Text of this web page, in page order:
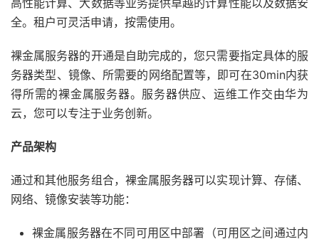
高性能计算、大数据等业务提供卓越的计算性能以及数据安
全。租户可灵活申请，按需使用。
裸金属服务器的开通是自助完成的，您只需要指定具体的服
务器类型、镜像、所需要的网络配置等，即可在30min内获
得所需的裸金属服务器。服务器供应、运维工作交由华为
云，您可以专注于业务创新。
产品架构
通过和其他服务组合，裸金属服务器可以实现计算、存储、
网络、镜像安装等功能：
裸金属服务器在不同可用区中部署（可用区之间通过内